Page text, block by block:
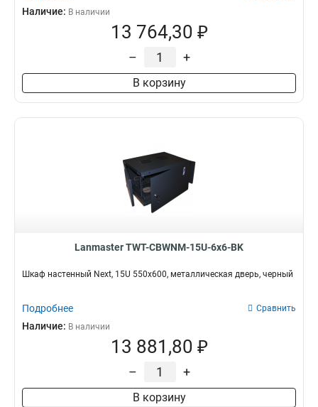
Наличие: В наличии
13 764,30 ₽
– +
В корзину
Lanmaster TWT-CBWNM-15U-6x6-BK
Шкаф настенный Next, 15U 550x600, металлическая дверь, черный
Подробнее Сравнить
Наличие: В наличии
13 881,80 ₽
– +
В корзину